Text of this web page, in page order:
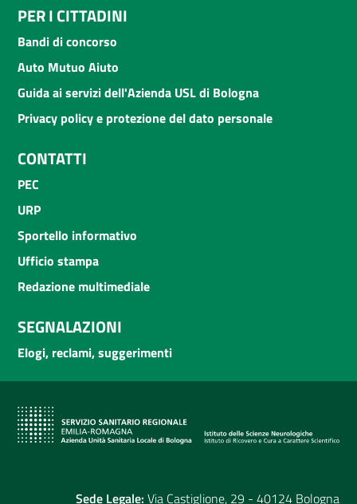
PER I CITTADINI
Bandi di concorso
Auto Mutuo Aiuto
Guida ai servizi dell'Azienda USL di Bologna
Privacy policy e protezione del dato personale
CONTATTI
PEC
URP
Sportello informativo
Ufficio stampa
Redazione multimediale
SEGNALAZIONI
Elogi, reclami, suggerimenti
Sede Legale: Via Castiglione, 29 - 40124 Bologna